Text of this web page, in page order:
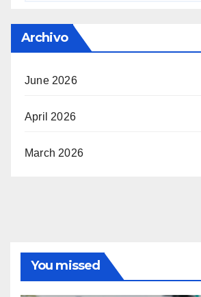
Archivo
June 2026
April 2026
March 2026
You missed